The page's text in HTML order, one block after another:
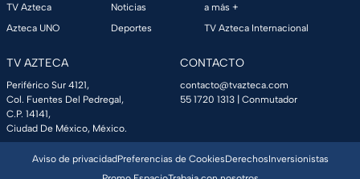
TV Azteca
Azteca UNO
Noticias
Deportes
a más +
TV Azteca Internacional
TV AZTECA
Periférico Sur 4121,
Col. Fuentes Del Pedregal,
C.P. 14141,
Ciudad De México, México.
CONTACTO
contacto@tvazteca.com
55 1720 1313 | Conmutador
Aviso de privacidadPreferencias de CookiesDerechosInversionistas